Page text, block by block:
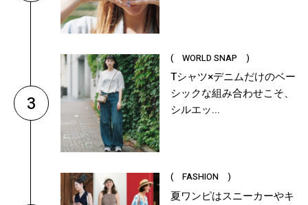
3
( WORLD SNAP )
Tシャツ×デニムだけのベー
シックな組み合わせこそ、
シルエッ...
( FASHION )
夏ワンピはスニーカーやキ